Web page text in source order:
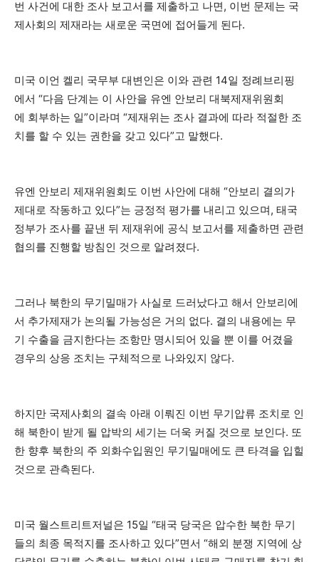
번 사건에 대한 조사 보고서를 제출하고 나면, 이번 문제는 국
제사회의 제재라는 새로운 국면에 접어들게 된다.
미국 이언 켈리 국무부 대변인은 이와 관련 14일 정례브리핑
에서 “다음 단계는 이 사안을 유엔 안보리 대북제재위원회
에 회부하는 일”이라며 “제재위는 조사 결과에 따라 적절한 조
치를 할 수 있는 권한을 갖고 있다”고 말했다.
유엔 안보리 제재위원회도 이번 사안에 대해 “안보리 결의가
제대로 작동하고 있다”는 긍정적 평가를 내리고 있으며, 태국
정부가 조사를 끝낸 뒤 제재위에 공식 보고서를 제출하면 관련
협의를 진행할 방침인 것으로 알려졌다.
그러나 북한의 무기밀매가 사실로 드러났다고 해서 안보리에
서 추가제재가 논의될 가능성은 거의 없다. 결의 내용에는 무
기 수출을 금지한다는 조항만 명시되어 있을 뿐 이를 어겼을
경우의 상응 조치는 구체적으로 나와있지 않다.
하지만 국제사회의 결속 아래 이뤄진 이번 무기압류 조치로 인
해 북한이 받게 될 압박의 세기는 더욱 커질 것으로 보인다. 또
한 향후 북한의 주 외화수입원인 무기밀매에도 큰 타격을 입힐
것으로 관측된다.
미국 월스트리트저널은 15일 “태국 당국은 압수한 북한 무기
들의 최종 목적지를 조사하고 있다”면서 “해외 분쟁 지역에 상